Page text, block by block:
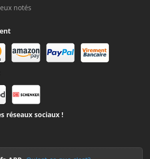
notés
réseaux sociaux !